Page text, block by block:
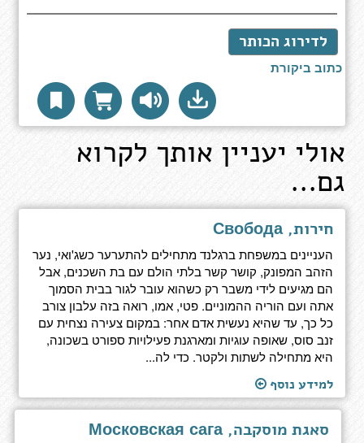
לדירוג הכותר
כתוב ביקורת
אולי יעניין אותך לקרוא
גם...
חירות, Свобода
העניינים במשפחת ברגלנד מתחילים להתערער כשג'ואי, נער
הזהב המפונק, קושר קשר בלתי הולם עם בת השכנים, אבל
הם מגיעים לידי משבר רק כשהוא עובר לגור בבית הסמוך
אתה ועם הוריה ההמוניים. פטי, אמו, רואה בזה עלבון צורב
כל כך, עד שהיא נעשית אדם אחר: במקום צעירה נצחית עם
זנב סוס, שאופה עוגיות ומארגנת פעילויות ספורט בשכונה,
היא מתחילה לשתות ולקטר. כדי לה...
למידע נוסף
סאגת מוסקבה, Московская сага